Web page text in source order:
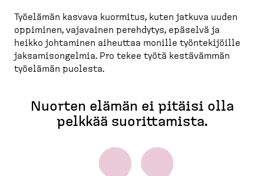
Työelämän kasvava kuormitus, kuten jatkuva uuden
oppiminen, vajavainen perehdytys, epäselvä ja
heikko johtaminen aiheuttaa monille työnte­ki­jöille
jaksami­son­gelmia. Pro tekee työtä kestävämmän
työelämän puolesta.
Nuorten elämän ei pitäisi olla
pelkkää suorit­tamista.